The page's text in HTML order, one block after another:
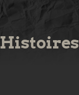
Histoires